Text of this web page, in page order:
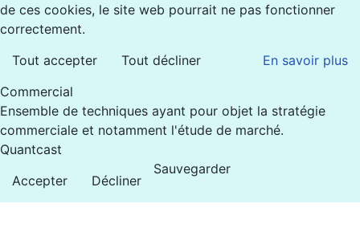
de ces cookies, le site web pourrait ne pas fonctionner
correctement.
Tout accepter
Tout décliner
En savoir plus
Commercial
Ensemble de techniques ayant pour objet la stratégie
commerciale et notamment l'étude de marché.
Quantcast
Accepter
Décliner
Sauvegarder